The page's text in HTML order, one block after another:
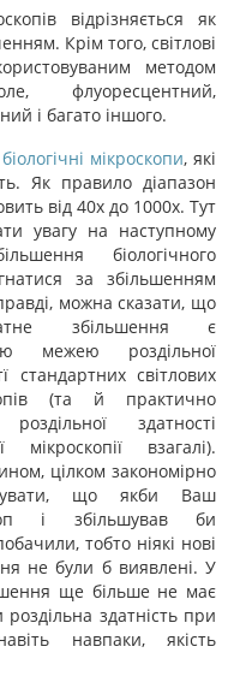
відрізняється як
Крім того, світлові
методом
флуоресцентний,
і багато іншого.
біологічні мікроскопи, які
Як правило діапазон
від 40х до 1000х. Тут
увагу на наступному
біологічного
за збільшенням
можна сказати, що
збільшення є
межею роздільної
стандартних світлових
(та й практично
здатності
мікроскопії взагалі).
цілком закономірно
що якби Ваш
і збільшував би
тобто ніякі нові
не були б виявлені. У
ще більше не має
роздільна здатність при
навпаки, якість